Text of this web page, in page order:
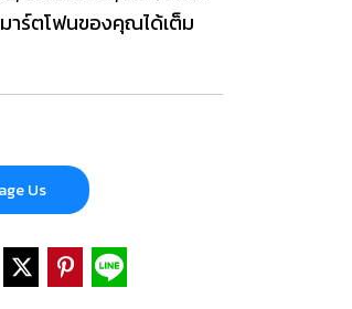
าร์ตโฟนของคุณได้เต็ม
Us